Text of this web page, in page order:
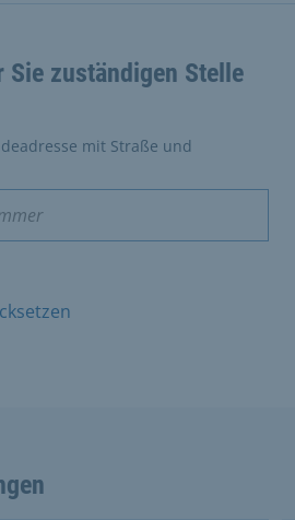
zuständigen Stelle
mit Straße und